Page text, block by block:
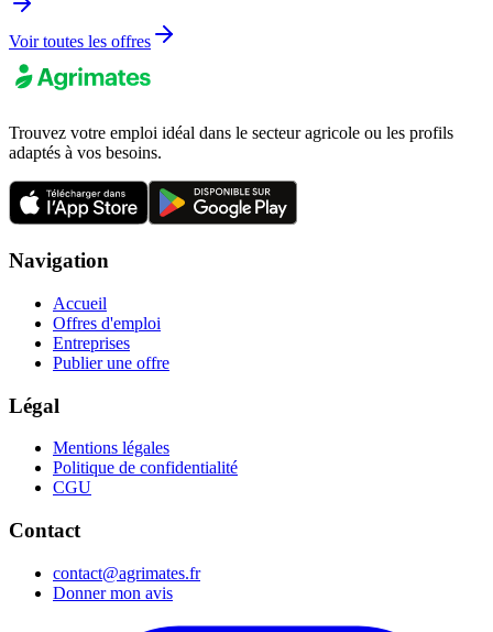
Voir toutes les offres
Trouvez votre emploi idéal dans le secteur agricole ou les profils
adaptés à vos besoins.
Navigation
Accueil
Offres d'emploi
Entreprises
Publier une offre
Légal
Mentions légales
Politique de confidentialité
CGU
Contact
contact@agrimates.fr
Donner mon avis